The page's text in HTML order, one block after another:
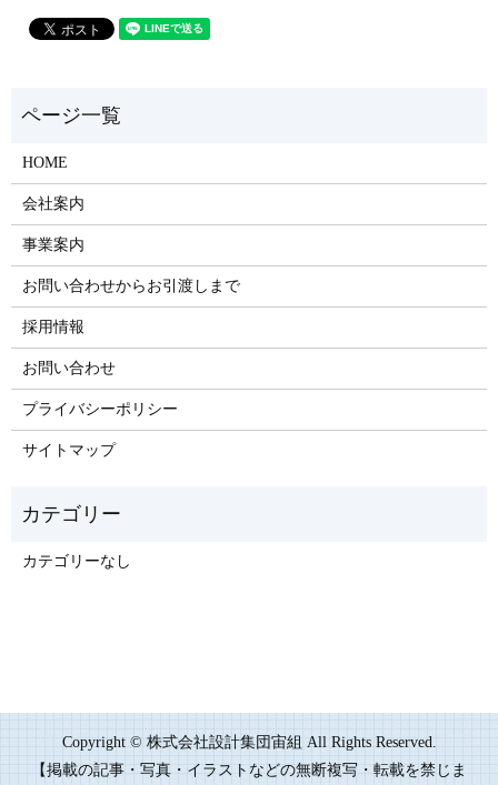
HOME
会社案内
事業案内
お問い合わせからお引渡しまで
採用情報
お問い合わせ
プライバシーポリシー
サイトマップ
カテゴリーなし
Copyright © 株式会社設計集団宙組 All Rights Reserved.
【掲載の記事・写真・イラストなどの無断複写・転載を禁じま